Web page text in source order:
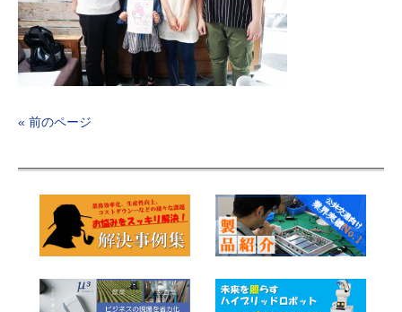
« 前のページ